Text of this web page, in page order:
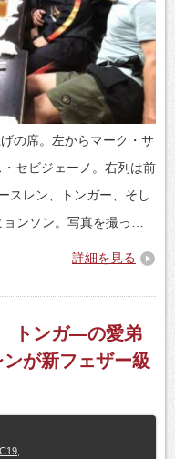
の席。左からマーク・サ
セビジェーノ。右列は前
スレン、トンガー、そし
ンソン。写真を撮っ…
詳細を見る
トンガ―の愛弟
が新フェザー級